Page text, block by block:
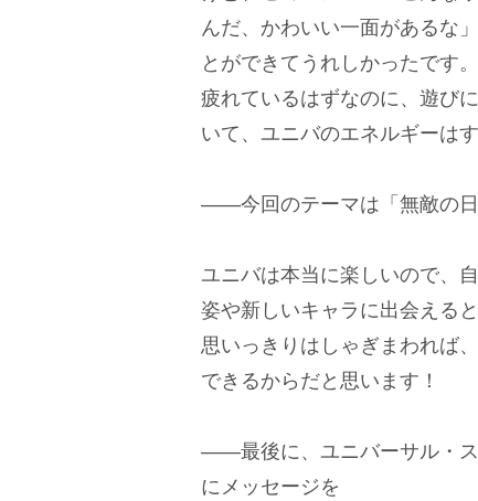
んだ、かわいい一面があるな
とができてうれしかったです
疲れているはずなのに、遊び
いて、ユニバのエネルギーは
――今回のテーマは「無敵の
ユニバは本当に楽しいので、
姿や新しいキャラに出会える
思いっきりはしゃぎまわれば
できるからだと思います！
――最後に、ユニバーサル・ス
にメッセージを